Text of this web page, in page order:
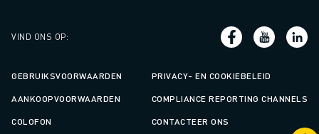
VIND ONS OP:
GEBRUIKSVOORWAARDEN PRIVACY- EN COOKIEBELEID
AANKOOPVOORWAARDEN COMPLIANCE REPORTING CHANNELS
COLOFON CONTACTEER ONS